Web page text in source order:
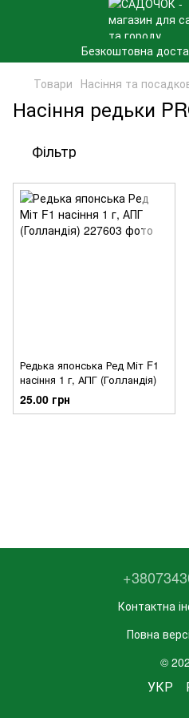
Безкоштовна
Товари Насіння та
Насіння редьки
Фільтр
Редька японська Ред Міт F1
насіння 1 г, АПГ (Голландія)
25.00 грн
Контактна
Повна
©
УКР